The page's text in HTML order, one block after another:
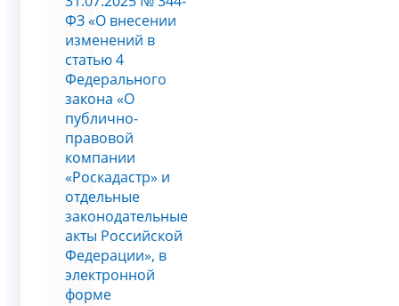
ФЗ «О внесении
изменений в
статью 4
Федерального
закона «О
публично-
правовой
компании
«Роскадастр» и
отдельные
законодательные
акты Российской
Федерации», в
электронной
форме